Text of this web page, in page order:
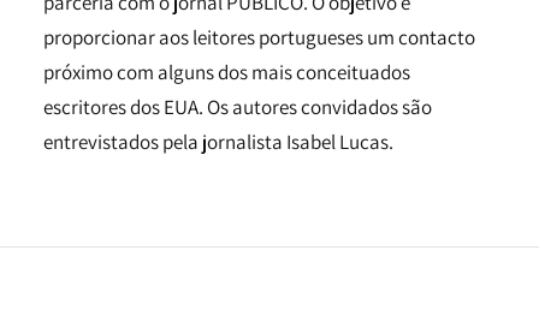
proporcionar aos leitores portugueses um contacto
próximo com alguns dos mais conceituados
escritores dos EUA. Os autores convidados são
entrevistados pela jornalista Isabel Lucas.